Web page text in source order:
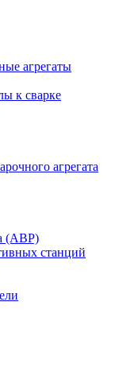
агрегаты
к сварке
агрегата
(АВР)
станций